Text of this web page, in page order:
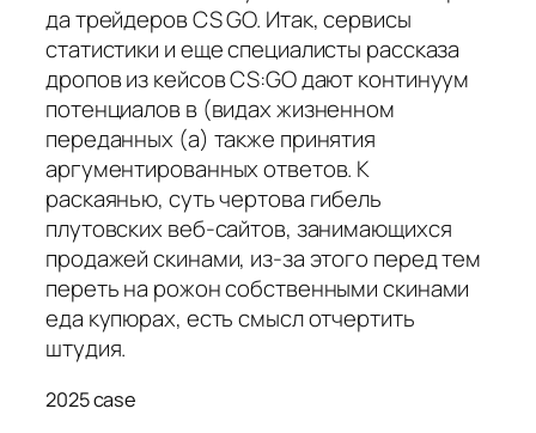
да трейдеров CS GO. Итак, сервисы
статистики и еще специалисты рассказа
дропов из кейсов CS:GO дают континуум
потенциалов в (видах жизненном
переданных (а) также принятия
аргументированных ответов. К
раскаянью, суть чертова гибель
плутовских веб-сайтов, занимающихся
продажей скинами, из-за этого перед тем
переть на рожон собственными скинами
еда купюрах, есть смысл отчертить
штудия.
2025 case